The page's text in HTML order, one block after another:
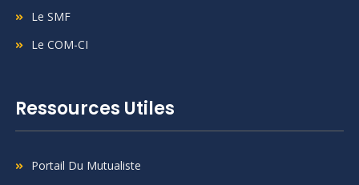
Le SMF
Le COM-CI
Ressources Utiles
Portail Du Mutualiste